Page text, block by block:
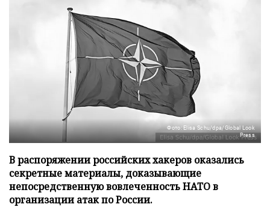
Фото: Elisa Schu/dpa/Global Look
Press
В распоряжении российских хакеров оказались
секретные материалы, доказывающие
непосредственную вовлеченность НАТО в
организации атак по России.